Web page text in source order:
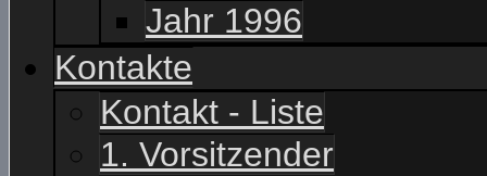
Jahr 1996
Kontakte
Kontakt - Liste
1. Vorsitzender